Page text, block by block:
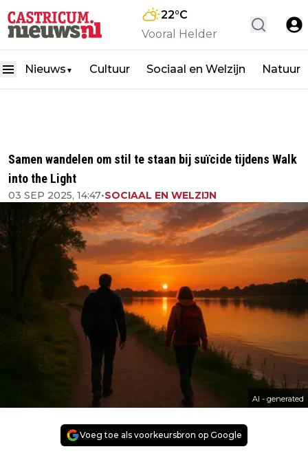
22°C
Vooral Helder
Nieuws ▼ Cultuur Sociaal en Welzijn Natuur
Samen wandelen om stil te staan bij suïcide tijdens Walk
into the Light
03 SEP 2025, 14:47•SOCIAAL EN WELZIJN
AI - generated
Voeg toe als voorkeursbron op Google